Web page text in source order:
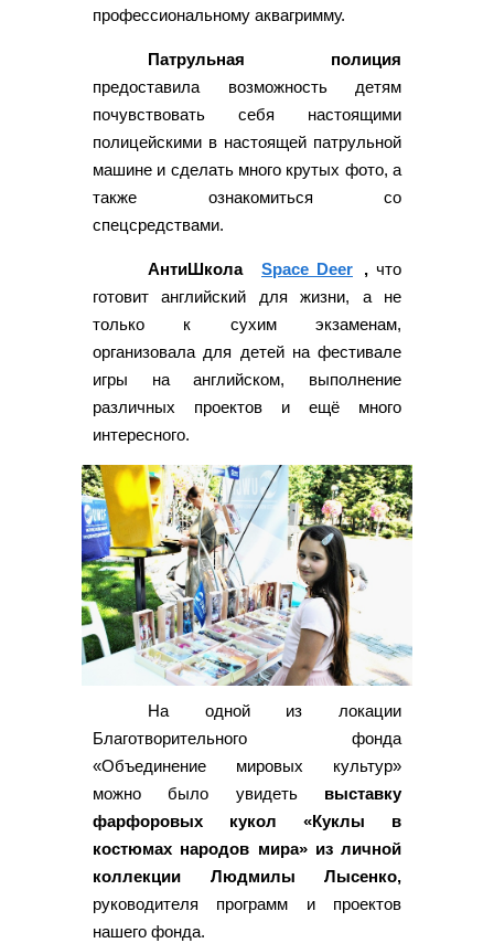
профессиональному аквагримму.
Патрульная полиция
предоставила возможность детям
почувствовать себя настоящими
полицейскими в настоящей патрульной
машине и сделать много крутых фото, а
также ознакомиться со
спецсредствами.
АнтиШкола Space Deer , что
готовит английский для жизни, а не
только к сухим экзаменам,
организовала для детей на фестивале
игры на английском, выполнение
различных проектов и ещё много
интересного.
На одной из локации
Благотворительного фонда
«Объединение мировых культур»
можно было увидеть выставку
фарфоровых кукол «Куклы в
костюмах народов мира» из личной
коллекции Людмилы Лысенко,
руководителя программ и проектов
нашего фонда.